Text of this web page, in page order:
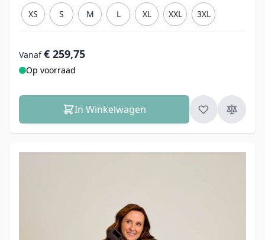
XS S M L XL XXL 3XL
Vanaf € 259,75
Op voorraad
In Winkelwagen